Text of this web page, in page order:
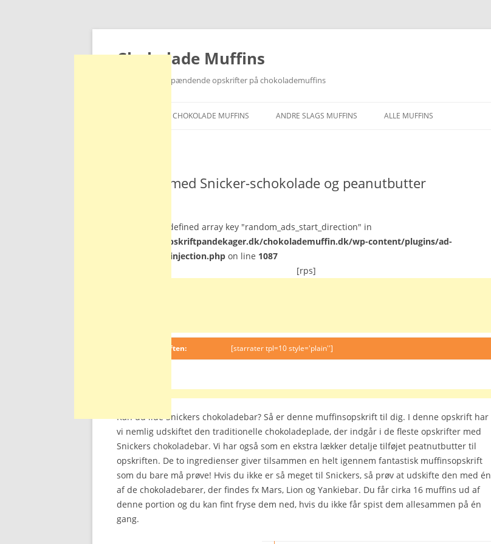
Hop
indhold
Chokolade Muffins
Find lækre og spændende opskrifter på chokolademuffins
CHOKOLADE MUFFINS ANDRE SLAGS MUFFINS ALLE MUFFINS
Muffins med Snicker-schokolade og peanutbutter
: Undefined array key "random_ads_start_direction" in
/var/www/opskriftpandekager.dk/chokolademuffin.dk/wp-content/plugins/ad-
injection/ad-injection.php on line 1087
[rps]
Anmeld opskriften: [starrater tpl=10 style='plain'']
Kan du lide Snickers chokoladebar? Så er denne muffinsopskrift til dig. I denne opskrift har
vi nemlig udskiftet den traditionelle chokoladeplade, der indgår i de fleste opskrifter med
Snickers chokoladebar. Vi har også som en ekstra lækker detalje tilføjet peatnutbutter til
opskriften. De to ingredienser giver tilsammen en helt igennem fantastisk muffinsopskrift
som du bare må prøve! Hvis du ikke er så meget til Snickers, så prøv at udskifte den med én
af de chokoladebarer, der findes fx Mars, Lion og Yankiebar. Du får cirka 16 muffins ud af
denne portion og du kan fint fryse dem ned, hvis du ikke får spist dem allesammen på én
gang.